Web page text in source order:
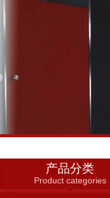
产品分类
Product categories